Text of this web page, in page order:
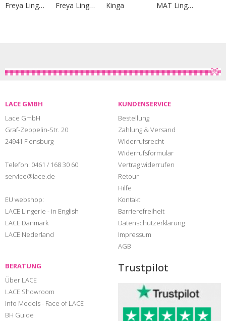
Freya Lingerie Freya Lingerie Kinga MAT Lingerie
LACE GMBH
Lace GmbH
Graf-Zeppelin-Str. 20
24941 Flensburg
Telefon: 0461 / 168 30 60
service@lace.de
EU webshop:
LACE Lingerie - in English
LACE Danmark
LACE Nederland
KUNDENSERVICE
Bestellung
Zahlung & Versand
Widerrufsrecht
Widerrufsformular
Vertrag widerrufen
Retour
Hilfe
Kontakt
Barrierefreiheit
Datenschutzerklärung
Impressum
AGB
BERATUNG
Über LACE
LACE Showroom
Info Models - Face of LACE
BH Guide
Trustpilot